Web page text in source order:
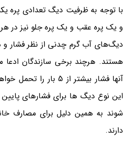
با توجه به ظرفیت دیگ تعدادی پره
و یک پره عقب و یک پره جلو نیز در
دیگ‌های آب گرم چدنی از نظر فشار
هستند. هرچند برخی سازندگان
آنها فشار بیشتر از 5
شوند به همین دلیل برای مصارف
دارند.